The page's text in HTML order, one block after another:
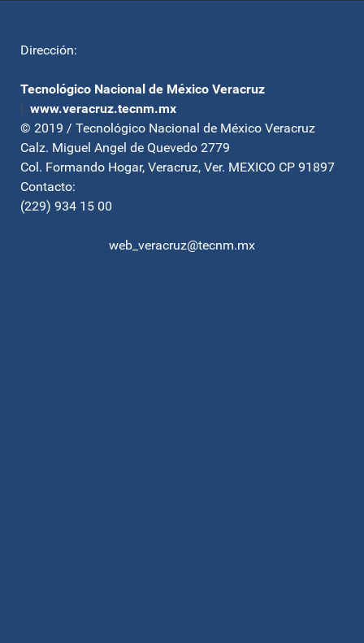
Dirección:
Tecnológico Nacional de México Veracruz
| www.veracruz.tecnm.mx
© 2019 / Tecnológico Nacional de México Veracruz
Calz. Miguel Angel de Quevedo 2779
Col. Formando Hogar, Veracruz, Ver. MEXICO CP 91897
Contacto:
(229) 934 15 00
web_veracruz@tecnm.mx